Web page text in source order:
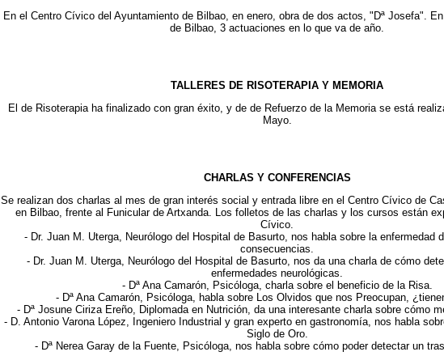
En el Centro Cívico del Ayuntamiento de Bilbao, en enero, obra de dos actos, "Dª Josefa".
de Bilbao, 3 actuaciones en lo que va de año.
TALLERES DE RISOTERAPIA Y MEMORIA
El de Risoterapia ha finalizado con gran éxito, y de de Refuerzo de la Memoria se está
Mayo.
CHARLAS Y CONFERENCIAS
Se realizan dos charlas al mes de gran interés social y entrada libre en el Centro Cívico de
en Bilbao, frente al Funicular de Artxanda. Los folletos de las charlas y los cursos están
Cívico.
- Dr. Juan M. Uterga, Neurólogo del Hospital de Basurto, nos habla sobre la enfermedad
consecuencias.
- Dr. Juan M. Uterga, Neurólogo del Hospital de Basurto, nos da una charla de cómo
enfermedades neurológicas.
- Dª Ana Camarón, Psicóloga, charla sobre el beneficio de la Risa.
- Dª Ana Camarón, Psicóloga, habla sobre Los Olvidos que nos Preocupan,
- Dª Josune Ciriza Ereño, Diplomada en Nutrición, da una interesante charla sobre cómo
- D. Antonio Varona López, Ingeniero Industrial y gran experto en gastronomía, nos habla
Siglo de Oro.
- Dª Nerea Garay de la Fuente, Psicóloga, nos habla sobre cómo poder detectar un